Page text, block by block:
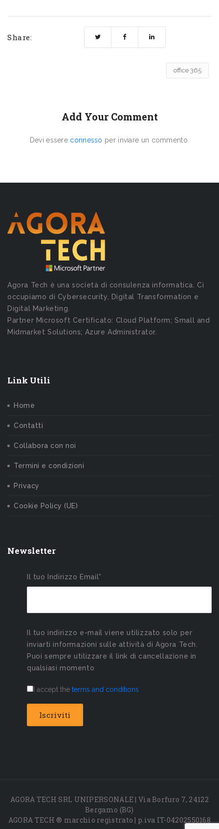
Share:
office 365
Add Your Comment
Devi essere connesso per inviare un commento.
Agora Tech è una società di consulenza informatica. Ci
occupiamo di Cybersecurity, Digital Transformation e
Digital Marketing.
Partner Microsoft Certificato: Cloud Platform; Small and
Midmarket Solutions; Azure Administrator.
Link Utili
Home
Contatti
Collabora con noi
Termini e condizioni
Privacy
Cookie Policy (UE)
Newsletter
Il tuo Indirizzo Email*
Il tuo indirizzo e-mail viene utilizzato solo per
inviarti informazioni sulle attività di Agora Tech.
Puoi sempre utilizzare il link di cancellazione in
qualsiasi momento
I accept the terms and conditions
AGORA TECH SRL UNIPERSONALE | Via Borfuro 7, 24122
Bergamo (BG)
AGORA TECH ® marchio registrato | p.iva IT-04202550168